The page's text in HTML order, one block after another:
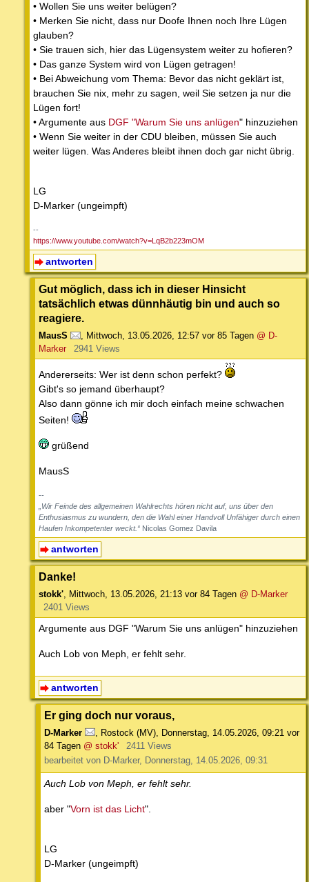
• Wollen Sie uns weiter belügen?
• Merken Sie nicht, dass nur Doofe Ihnen noch Ihre Lügen
glauben?
• Sie trauen sich, hier das Lügensystem weiter zu hofieren?
• Das ganze System wird von Lügen getragen!
• Bei Abweichung vom Thema: Bevor das nicht geklärt ist,
brauchen Sie nix, mehr zu sagen, weil Sie setzen ja nur die
Lügen fort!
• Argumente aus DGF "Warum Sie uns anlügen" hinzuziehen
• Wenn Sie weiter in der CDU bleiben, müssen Sie auch
weiter lügen. Was Anderes bleibt ihnen doch gar nicht übrig.
LG
D-Marker (ungeimpft)
--
https://www.youtube.com/watch?v=LqB2b223mOM
antworten
Gut möglich, dass ich in dieser Hinsicht
tatsächlich etwas dünnhäutig bin und auch so
reagiere.
MausS , Mittwoch, 13.05.2026, 12:57 vor 85 Tagen @ D-
Marker
2941 Views
Andererseits: Wer ist denn schon perfekt?
Gibt's so jemand überhaupt?
Also dann gönne ich mir doch einfach meine schwachen
Seiten!
grüßend
MausS
--
„Wir Feinde des allgemeinen Wahlrechts hören nicht auf, uns über den
Enthusiasmus zu wundern, den die Wahl einer Handvoll Unfähiger durch einen
Haufen Inkompetenter weckt.“ Nicolas Gomez Davila
antworten
Danke!
stokk' Mittwoch, 13.05.2026, 21:13 vor 84 Tagen @ D-Marker
2401 Views
Argumente aus DGF "Warum Sie uns anlügen" hinzuziehen
Auch Lob von Meph, er fehlt sehr.
antworten
Er ging doch nur voraus,
D-Marker Rostock (MV) Donnerstag, 14.05.2026, 09:21 vor
84 Tagen @ stokk'
2411 Views
bearbeitet von D-Marker, Donnerstag, 14.05.2026, 09:31
Auch Lob von Meph, er fehlt sehr.
aber "Vorn ist das Licht".
LG
D-Marker (ungeimpft)